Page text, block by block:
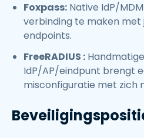
Foxpass: Native IdP/
verbinding te maken met
endpoints.
FreeRADIUS :
IdP/AP/eindpunt brengt
misconfiguratie met zich